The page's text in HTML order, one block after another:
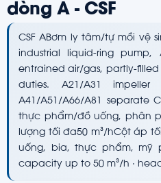
dòng A - CSF
CSF ABơm ly tâm/tự mồi vệ
industrial liquid-ring pump,
entrained air/gas, partly-
duties. A21/A31
A41/A51/A66/A81 separate
thực phẩm/đồ uống, phân
lượng tối đa50 m³/hCột áp
uống, bia, thực phẩm, mỹ
capacity up to 50 m³/h ·